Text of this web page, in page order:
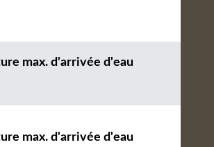
max. d'arrivée d'eau
max. d'arrivée d'eau